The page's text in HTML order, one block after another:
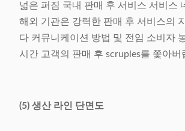
넓은 퍼짐 국내 판매 후 서비스 서비스
해외 기관은 강력한 판매 후 서비스의
다 커뮤니케이션 방법 및 전임 소비자
시간 고객의 판매 후 scruples를 쫓아버
(5) 생산 라인 단면도